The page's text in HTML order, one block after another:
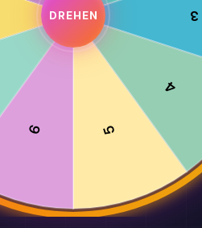
3
4
5
6
DREHEN